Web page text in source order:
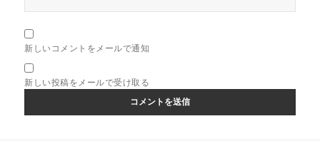
新しいコメントをメールで通知
新しい投稿をメールで受け取る